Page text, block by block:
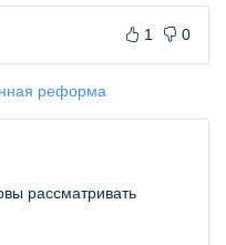
1 0
реформа
рассматривать